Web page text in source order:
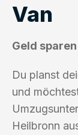
Van
Geld
Du planst
und
Heilbronn